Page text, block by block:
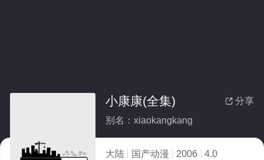
 分享
小康康(全集)
别名：xiaokangkang
大陆 国产动漫 2006
4.0